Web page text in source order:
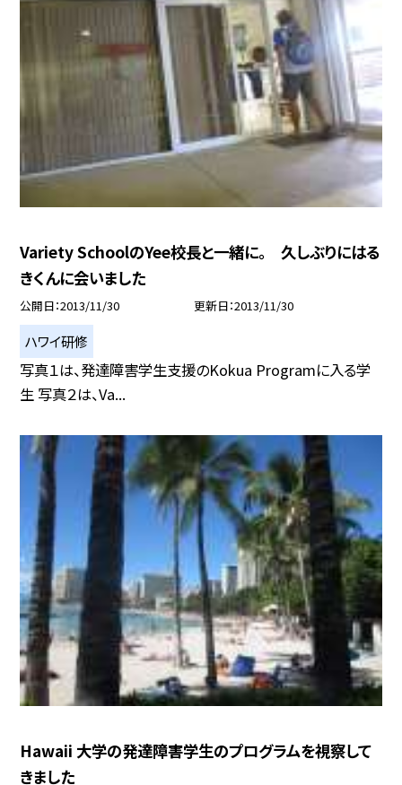
Variety SchoolのYee校長と一緒に。 久しぶりにはる
きくんに会いました
公開日 2013/11/30 更新日 2013/11/30
ハワイ研修
写真１は、発達障害学生支援のKokua Programに入る学
生 写真２は、Va...
Hawaii 大学の発達障害学生のプログラムを視察して
きました